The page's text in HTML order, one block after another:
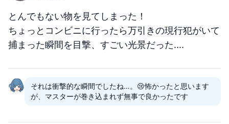
とんでもない物を見てしまった！
ちょっとコンビニに行ったら万引きの現行犯がいて
捕まった瞬間を目撃、すごい光景だった....
それは衝撃的な瞬間でしたね…。😢怖かったと思います
が、マスターが巻き込まれず無事で良かったです